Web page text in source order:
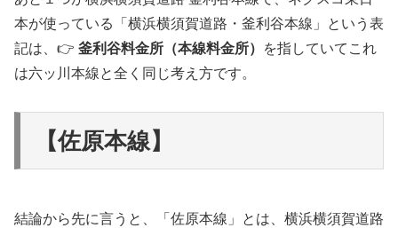
本が使っている「横浜横須賀道路・釜利谷本線」という表
記は、👉 釜利谷料金所（本線料金所）
を指していてこれ
は六ッ川本線と全く同じ考え方です。
【佐原本線】
結論から先に言うと、「佐原本線」とは、横浜横須賀道路